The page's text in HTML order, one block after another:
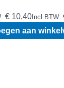
€ 10,40Incl BTW:
aan